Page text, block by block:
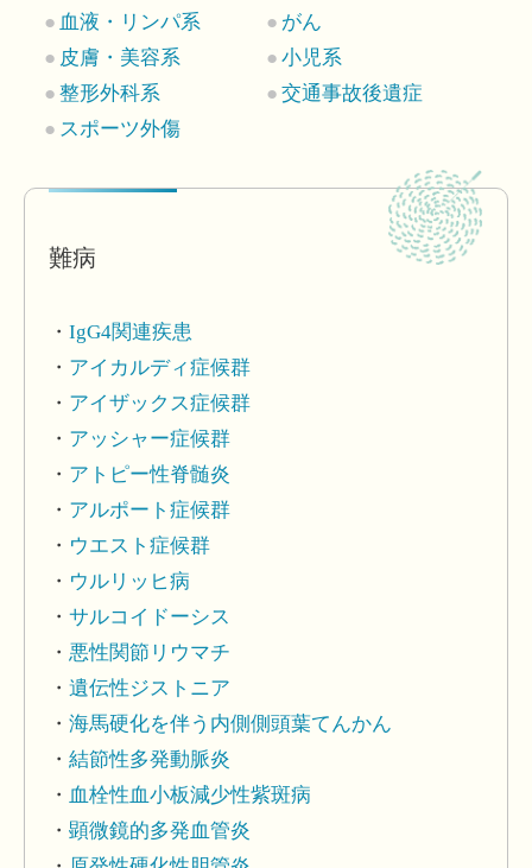
血液・リンパ系
がん
皮膚・美容系
小児系
整形外科系
交通事故後遺症
スポーツ外傷
難病
IgG4関連疾患
アイカルディ症候群
アイザックス症候群
アッシャー症候群
アトピー性脊髄炎
アルポート症候群
ウエスト症候群
ウルリッヒ病
サルコイドーシス
悪性関節リウマチ
遺伝性ジストニア
海馬硬化を伴う内側側頭葉てんかん
結節性多発動脈炎
血栓性血小板減少性紫斑病
顕微鏡的多発血管炎